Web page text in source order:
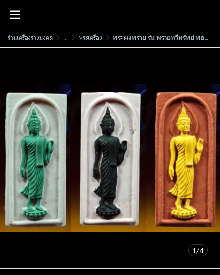
ร้านเครื่องรางมงคล ... พระเครื่อง พระ​ผงพราย​ รุ่น พรายทวีทรัพย์​ พ่อท่านมหานิ​มิตร​ สำนักสงฆ์​ศาลา​เคียน​ตู​ชัย​ รัตภูมิ​ สงขลา​ พ.ศ.2568
1/4